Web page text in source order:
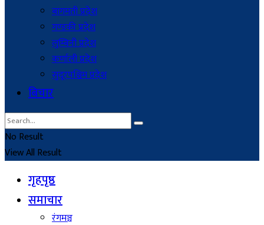
बागमती प्रदेश
गण्डकी प्रदेश
लुम्बिनी प्रदेश
कर्णाली प्रदेश
सुदूरपश्चिम प्रदेश
बिचार
No Result
View All Result
गृहपृष्ठ
समाचार
रंगमञ्च